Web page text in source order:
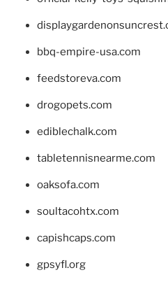
bbq-empire-usa.com
feedstoreva.com
drogopets.com
ediblechalk.com
tabletennisnearme.com
oaksofa.com
soultacohtx.com
capishcaps.com
gpsyfl.org